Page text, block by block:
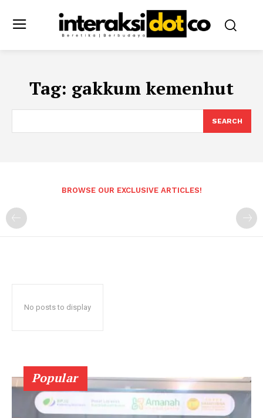
Tag: gakkum kemenhut
SEARCH
BROWSE OUR EXCLUSIVE ARTICLES!
No posts to display
Popular